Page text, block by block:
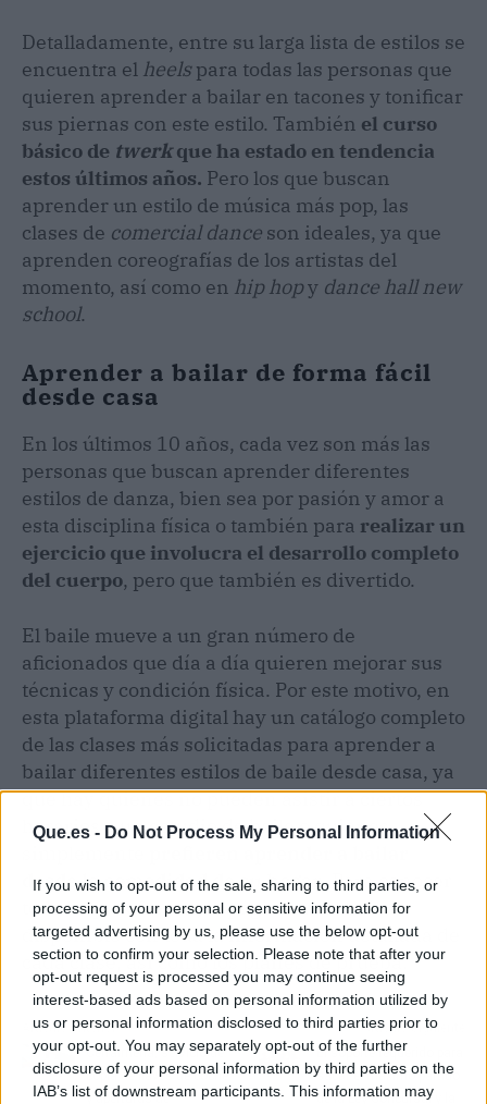
Que.es - Do Not Process My Personal Information
If you wish to opt-out of the sale, sharing to third parties, or
processing of your personal or sensitive information for
targeted advertising by us, please use the below opt-out
section to confirm your selection. Please note that after your
opt-out request is processed you may continue seeing
interest-based ads based on personal information utilized by
us or personal information disclosed to third parties prior to
your opt-out. You may separately opt-out of the further
disclosure of your personal information by third parties on the
IAB’s list of downstream participants. This information may
Detalladamente, entre su larga lista de estilos se
encuentra el heelspara todas las personas que
quieren aprender a bailar en tacones y tonificar
sus piernas con este estilo. También el curso
básico de twerkque ha estado en tendencia
estos últimos años. Pero los que buscan
aprender un estilo de música más pop, las
clases de comercial dance son ideales, ya que
aprenden coreografías de los artistas del
momento, así como en hip hopy dance hall new
school.
Aprender a bailar de forma fácil
desde casa
En los últimos 10 años, cada vez son más las
personas que buscan aprender diferentes
estilos de danza, bien sea por pasión y amor a
esta disciplina física o también para realizar un
ejercicio que involucra el desarrollo completo
del cuerpo, pero que también es divertido.
El baile mueve a un gran número de
aficionados que día a día quieren mejorar sus
técnicas y condición física. Por este motivo, en
esta plataforma digital hay un catálogo completo
de las clases más solicitadas para aprender a
bailar diferentes estilos de baile desde casa, ya
que hay quienes no pueden asistir a ciertos
horarios a un estudio de baile o quienes
desde la comodidad de su hogar. Para conocer
todo lo que ofrecen, la página web está
disponible con toda la información detallada de
cada clase, así como los planes de prueba.
Artículo anterior
Cerralmería, servicio de
copia de llaves de coche
y aperturas de
Artículo siguiente
El soporte requerido para
sacar el máximo partido
de la Ley Concursal y la